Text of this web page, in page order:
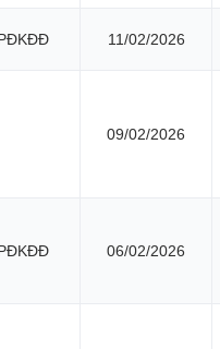
11/02/2026
09/02/2026
06/02/2026